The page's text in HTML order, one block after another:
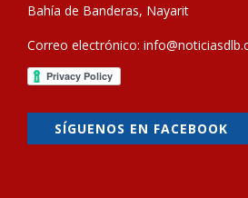
Bahía de Banderas, Nayarit
Correo electrónico:
SÍGUENOS EN FACEBOOK